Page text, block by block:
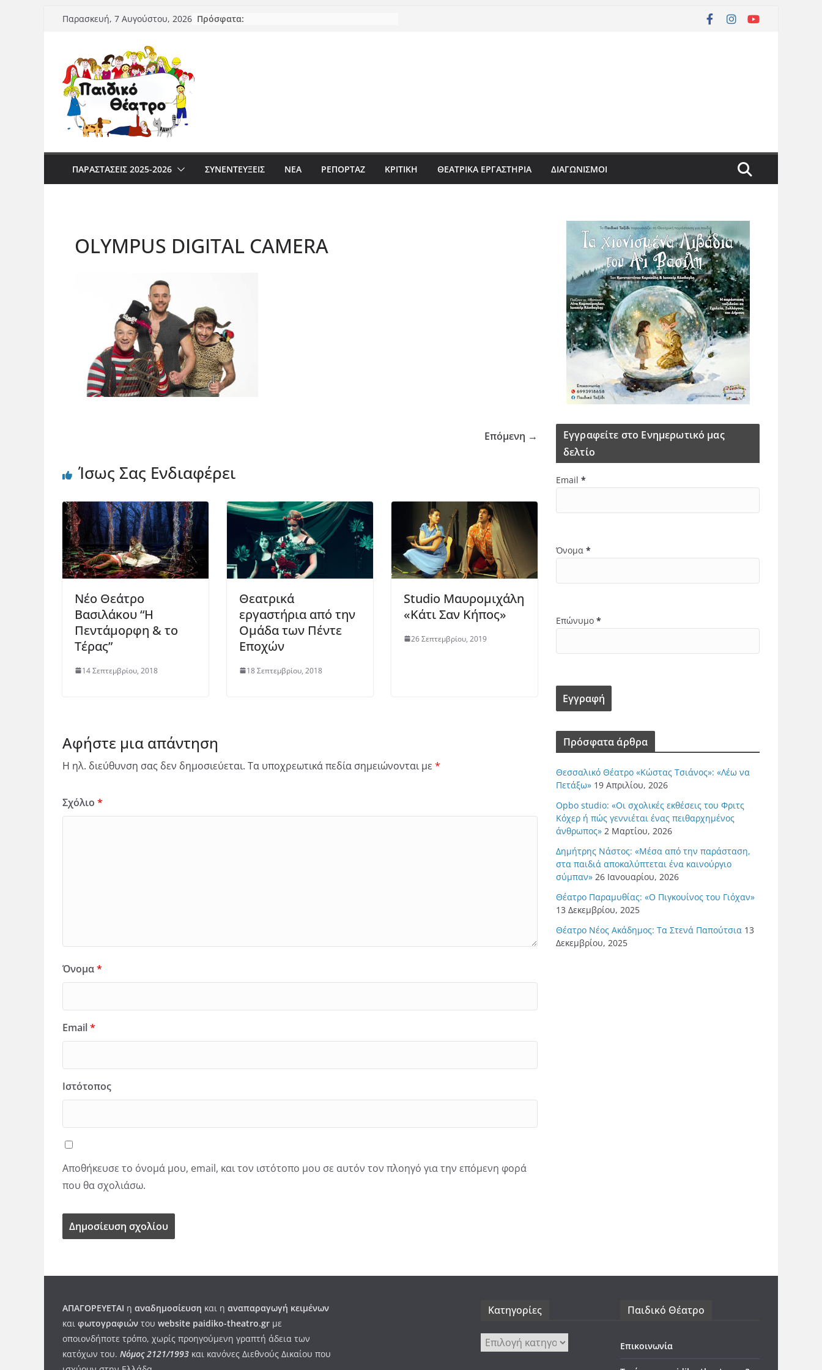
Μετάβαση
Παρασκευή, 7 Αυγούστου, 2026 Πρόσφατα:
ΠΑΡΑΣΤΆΣΕΙΣ 2025-2026 ΣΥΝΕΝΤΕΥΞΕΙΣ ΝΈΑ ΡΕΠΟΡΤΆΖ ΚΡΙΤΙΚΗ ΘΕΑΤΡΙΚΑ ΕΡΓΑΣΤΗΡΙΑ ΔΙΑΓΩΝΙΣΜΟΙ
OLYMPUS DIGITAL CAMERA
Επόμενη →
Ίσως Σας Ενδιαφέρει
Νέο Θεάτρο
Βασιλάκου “Η
Πεντάμορφη & το
Τέρας”
14 Σεπτεμβρίου, 2018
Θεατρικά
εργαστήρια από την
Ομάδα των Πέντε
Εποχών
18 Σεπτεμβρίου, 2018
Studio Μαυρομιχάλη
«Κάτι Σαν Κήπος»
26 Σεπτεμβρίου, 2019
Αφήστε μια απάντηση
Η ηλ. διεύθυνση σας δεν δημοσιεύεται. Τα υποχρεωτικά πεδία σημειώνονται με *
Σχόλιο *
Όνομα*
Email*
Ιστότοπος
Αποθήκευσε το όνομά μου, email, και τον ιστότοπο μου σε αυτόν τον πλοηγό για την επόμενη φορά
που θα σχολιάσω.
Εγγραφείτε στο Ενημερωτικό μας
δελτίο
Email *
Όνομα *
Επώνυμο *
Πρόσφατα άρθρα
Θεσσαλικό Θέατρο «Κώστας Τσιάνος»: «Λέω να
Πετάξω» 19 Απριλίου, 2026
Opbo studio: «Οι σχολικές εκθέσεις του Φριτς
Κόχερ ή πώς γεννιέται ένας πειθαρχημένος
άνθρωπος» 2 Μαρτίου, 2026
Δημήτρης Νάστος: «Μέσα από την παράσταση,
στα παιδιά αποκαλύπτεται ένα καινούργιο
σύμπαν» 26 Ιανουαρίου, 2026
Θέατρο Παραμυθίας: «Ο Πιγκουίνος του Γιόχαν»
13 Δεκεμβρίου, 2025
Θέατρο Νέος Ακάδημος: Τα Στενά Παπούτσια 13
Δεκεμβρίου, 2025
ΑΠΑΓΟΡΕΥΕΤΑΙ η αναδημοσίευση και η αναπαραγωγή κειμένων
και φωτογραφιών του website paidiko-theatro.gr με
οποιονδήποτε τρόπο, χωρίς προηγούμενη γραπτή άδεια των
κατόχων του. Νόμος 2121/1993 και κανόνες Διεθνούς Δικαίου που
Kατηγορίες
Kατηγορίες
Παιδικό Θέατρο
Επικοινωνία